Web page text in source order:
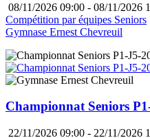
08/11/2026 09:00 - 08/11/2026
Compétition par équipes Seniors
Gymnase Ernest Chevreuil
Championnat Seniors
22/11/2026 09:00 - 22/11/2026